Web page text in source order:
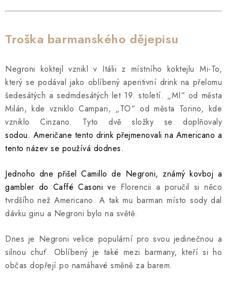
Troška barmanského dějepisu
Negroni koktejl vznikl v Itálii z místního koktejlu Mi-To,
který se podával jako oblíbený aperitivní drink na přelomu
šedesátých a sedmdesátých let 19. století. „MI“ od města
Milán, kde vzniklo Campari, „TO“ od města Torino, kde
vzniklo Cinzano. Tyto dvě složky se doplňovaly
sodou. Američane tento drink přejmenovali na Americano a
tento název se používá dodnes.
Jednoho dne přišel Camillo de Negroni, známý kovboj a
gambler do Caffé Casoni ve Florencii a poručil si něco
tvrdšího než Americano. A tak mu barman místo sody dal
dávku ginu a Negroni bylo na světě.
Dnes je Negroni velice populární pro svou jedinečnou a
silnou chuť. Oblíbený je také mezi barmany, kteří si ho
občas dopřejí po namáhavé směně za barem.